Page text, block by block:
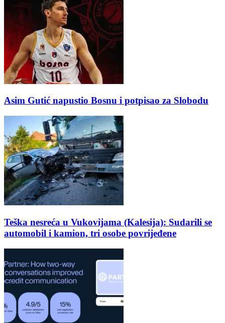
Asim Gutić napustio Bosnu i potpisao za Slobodu
Teška nesreća u Vukovijama (Kalesija): Sudarili se
automobil i kamion, tri osobe povrijeđene